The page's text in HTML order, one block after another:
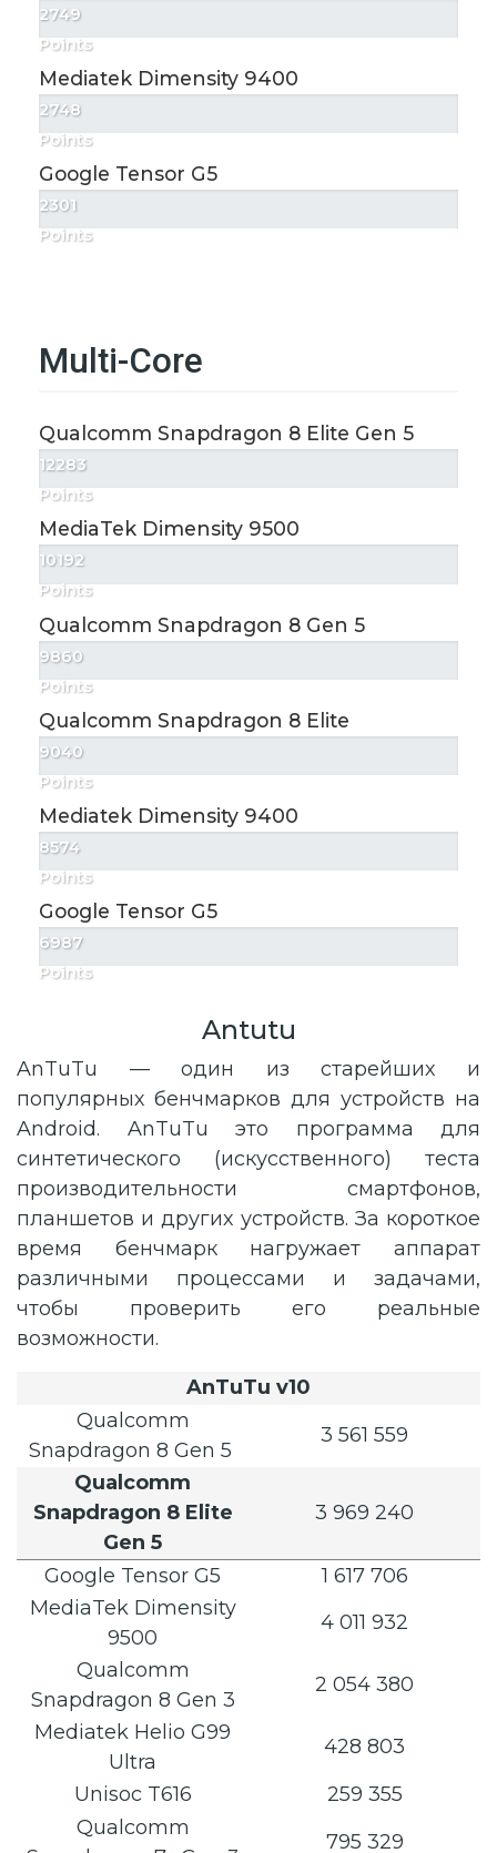
2749
Points
Mediatek Dimensity 9400
2748
Points
Google Tensor G5
2301
Points
Multi-Core
Qualcomm Snapdragon 8 Elite Gen 5
12283
Points
MediaTek Dimensity 9500
10192
Points
Qualcomm Snapdragon 8 Gen 5
9860
Points
Qualcomm Snapdragon 8 Elite
9040
Points
Mediatek Dimensity 9400
8574
Points
Google Tensor G5
6987
Points
Antutu
AnTuTu — один из старейших и
популярных бенчмарков для устройств на
Android. AnTuTu это программа для
синтетического (искусственного) теста
производительности смартфонов,
планшетов и других устройств. За короткое
время бенчмарк нагружает аппарат
различными процессами и задачами,
чтобы проверить его реальные
возможности.
AnTuTu v10
Qualcomm
Snapdragon 8 Gen 5
3 561 559
Qualcomm
Snapdragon 8 Elite
Gen 5
3 969 240
Google Tensor G5
1 617 706
MediaTek Dimensity
9500
4 011 932
Qualcomm
Snapdragon 8 Gen 3
2 054 380
Mediatek Helio G99
Ultra
428 803
Unisoc T616
259 355
Qualcomm
795 329